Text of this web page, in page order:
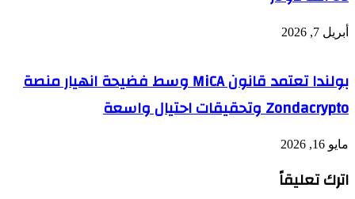
أبريل 7, 2026
بولندا تعتمد قانون MiCA وسط فضيحة انهيار منصة
Zondacrypto وتحقيقات احتيال واسعة
مايو 16, 2026
اترك تعليقاً